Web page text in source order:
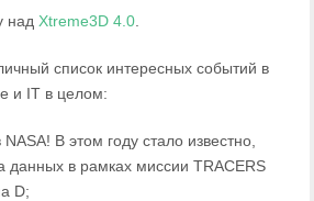
над Xtreme3D 4.0
список интересных событий в
и IT в целом:
NASA! В этом году стало известно,
данных в рамках миссии TRACERS
D;